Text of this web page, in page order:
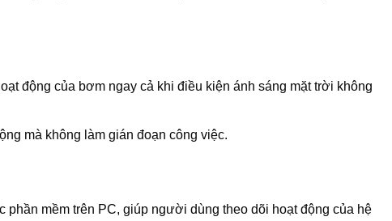
động của bơm ngay cả khi điều kiện ánh sáng mặt trời không
mà không làm gián đoạn công việc.
mềm trên PC, giúp người dùng theo dõi hoạt động của hệ